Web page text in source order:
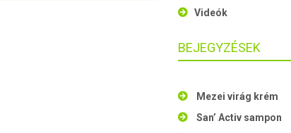
Videók
BEJEGYZÉSEK
Mezei virág krém
San’ Activ sampon